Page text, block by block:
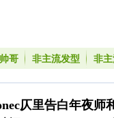
哥 非主流发型 非
仄里告白年夜师